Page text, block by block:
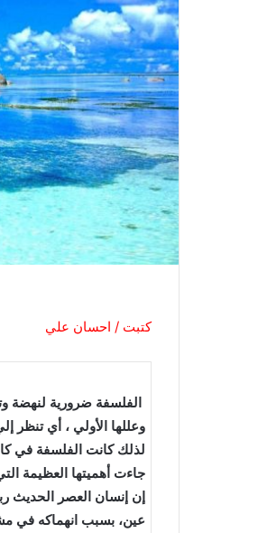
كتبت / احسان علي
وعللها الأولي ، أي تنظر
لذلك كانت الفلسفة في
جاءت أهميتها العظيمة
إن إنسان العصر الحديث
عين، بسبب انهماكه في